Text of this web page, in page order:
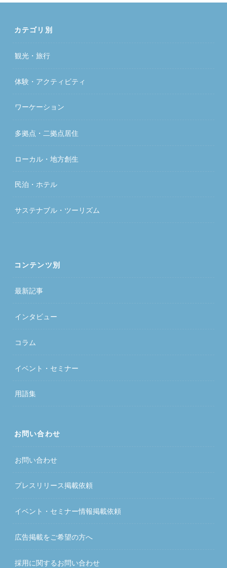
カテゴリ別
観光・旅行
体験・アクティビティ
ワーケーション
多拠点・二拠点居住
ローカル・地方創生
民泊・ホテル
サステナブル・ツーリズム
コンテンツ別
最新記事
インタビュー
コラム
イベント・セミナー
用語集
お問い合わせ
お問い合わせ
プレスリリース掲載依頼
イベント・セミナー情報掲載依頼
広告掲載をご希望の方へ
採用に関するお問い合わせ